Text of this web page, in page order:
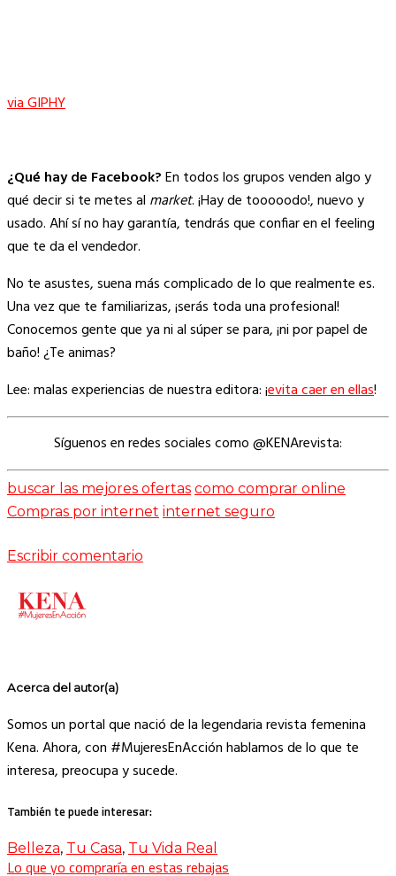
via GIPHY
¿Qué hay de Facebook?En todos los grupos venden algo y
qué decir si te metes al market. ¡Hay de tooooodo!, nuevo y
usado. Ahí sí no hay garantía, tendrás que confiar en el feeling
que te da el vendedor.
No te asustes, suena más complicado de lo que realmente es.
Una vez que te familiarizas, ¡serás toda una profesional!
Conocemos gente que ya ni al súper se para, ¡ni por papel de
baño! ¿Te animas?
Lee: malas experiencias de nuestra editora: ¡evita caer en ellas!
Síguenos en redes sociales como @KENArevista:
buscar las mejores ofertas como comprar online
Compras por internet internet seguro
Escribir comentario
Acerca del autor(a)
Somos un portal que nació de la legendaria revista femenina
Kena. Ahora, con #MujeresEnAcción hablamos de lo que te
interesa, preocupa y sucede.
También te puede interesar:
Belleza, Tu Casa, Tu Vida Real
Lo que yo compraría en estas rebajas